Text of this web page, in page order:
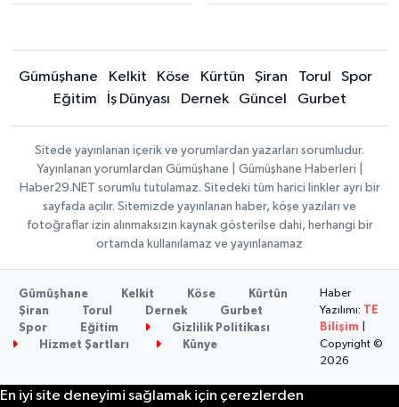
Gümüşhane Kelkit Köse Kürtün Şiran Torul
Spor
Eğitim
İş Dünyası Dernek Güncel Gurbet
Sitede yayınlanan içerik ve yorumlardan yazarları sorumludur.
Yayınlanan yorumlardan Gümüşhane | Gümüşhane Haberleri |
Haber29.NET sorumlu tutulamaz. Sitedeki tüm harici linkler ayrı bir
sayfada açılır. Sitemizde yayınlanan haber, köşe yazıları ve
fotoğraflar izin alınmaksızın kaynak gösterilse dahi, herhangi bir
ortamda kullanılamaz ve yayınlanamaz
Gümüşhane Kelkit Köse
Kürtün
Şiran
Torul Dernek
Gurbet
Spor
Eğitim
Gizlilik Politikası
Hizmet Şartları
Künye
Haber
Yazılımı:
TE
Bilişim
Copyright ©
2026
En iyi site deneyimi sağlamak için çerezlerden